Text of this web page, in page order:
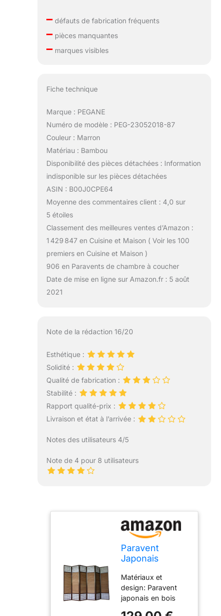
–défauts de fabrication fréquents
–pièces manquantes
–marques visibles
Fiche technique
Marque : PEGANE
Numéro de modèle : PEG-23052018-87
Couleur : Marron
Matériau : Bambou
Disponibilité des pièces détachées : Information
indisponible sur les pièces détachées
ASIN : B00J0CPE64
Moyenne des commentaires client : 4,0 sur
5 étoiles
Classement des meilleures ventes d’Amazon :
1 429 847 en Cuisine et Maison ( Voir les 100
premiers en Cuisine et Maison )
906 en Paravents de chambre à coucher
Date de mise en ligne sur Amazon.fr : 5 août
2021
Note de la rédaction 16/20
Esthétique :
Solidité :
Qualité de fabrication :
Stabilité :
Rapport qualité-prix :
Livraison et état à l’arrivée :
Notes des utilisateurs 4/5
Note de 4 pour 8 utilisateurs
Paravent
Japonais
pièce en Bois
avec Bambou
de 6 Panneaux
Coloris Marron
Matériaux et
design: Paravent
japonais en bois